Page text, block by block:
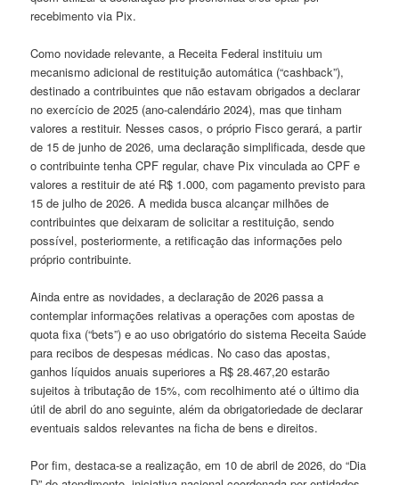
recebimento via Pix.
Como novidade relevante, a Receita Federal instituiu um
mecanismo adicional de restituição automática (“cashback”),
destinado a contribuintes que não estavam obrigados a declarar
no exercício de 2025 (ano-calendário 2024), mas que tinham
valores a restituir. Nesses casos, o próprio Fisco gerará, a partir
de 15 de junho de 2026, uma declaração simplificada, desde que
o contribuinte tenha CPF regular, chave Pix vinculada ao CPF e
valores a restituir de até R$ 1.000, com pagamento previsto para
15 de julho de 2026. A medida busca alcançar milhões de
contribuintes que deixaram de solicitar a restituição, sendo
possível, posteriormente, a retificação das informações pelo
próprio contribuinte.
Ainda entre as novidades, a declaração de 2026 passa a
contemplar informações relativas a operações com apostas de
quota fixa (“bets”) e ao uso obrigatório do sistema Receita Saúde
para recibos de despesas médicas. No caso das apostas,
ganhos líquidos anuais superiores a R$ 28.467,20 estarão
sujeitos à tributação de 15%, com recolhimento até o último dia
útil de abril do ano seguinte, além da obrigatoriedade de declarar
eventuais saldos relevantes na ficha de bens e direitos.
Por fim, destaca-se a realização, em 10 de abril de 2026, do “Dia